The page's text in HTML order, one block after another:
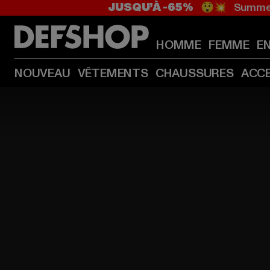
JUSQU’À -65% 😲💥
HOMME FEMME
NOUVEAU VÊTEMENTS CHAUSSURES